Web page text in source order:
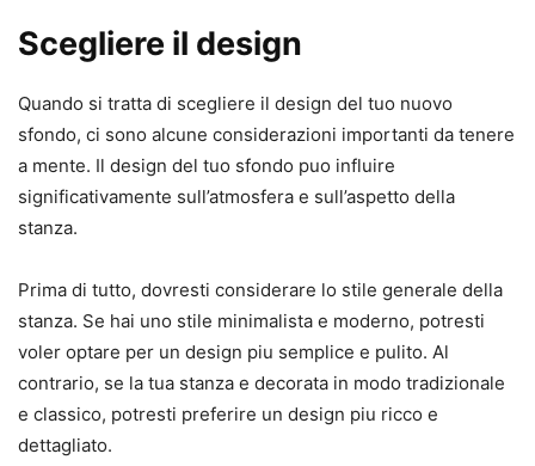
Scegliere il design
Quando si tratta di scegliere il design del tuo nuovo
sfondo, ci sono alcune considerazioni importanti da tenere
a mente. Il design del tuo sfondo puo influire
significativamente sull’atmosfera e sull’aspetto della
stanza.
Prima di tutto, dovresti considerare lo stile generale della
stanza. Se hai uno stile minimalista e moderno, potresti
voler optare per un design piu semplice e pulito. Al
contrario, se la tua stanza e decorata in modo tradizionale
e classico, potresti preferire un design piu ricco e
dettagliato.